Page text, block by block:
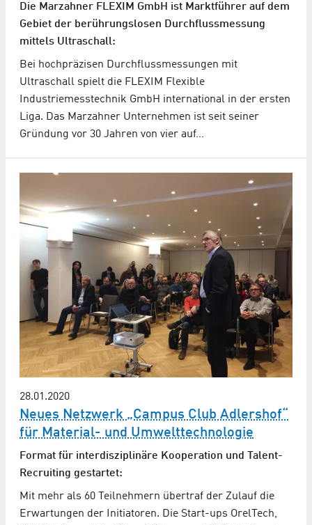
Die Marzahner FLEXIM GmbH ist Marktführer auf dem
Gebiet der berührungslosen Durchflussmessung
mittels Ultraschall:
Bei hochpräzisen Durchflussmessungen mit
Ultraschall spielt die FLEXIM Flexible
Industriemesstechnik GmbH international in der ersten
Liga. Das Marzahner Unternehmen ist seit seiner
Gründung vor 30 Jahren von vier auf…
28.01.2020
Neues Netzwerk „Campus Club Adlershof“
für Material- und Umwelttechnologie
Format für interdisziplinäre Kooperation und Talent-
Recruiting gestartet:
Mit mehr als 60 Teilnehmern übertraf der Zulauf die
Erwartungen der Initiatoren. Die Start-ups OrelTech,